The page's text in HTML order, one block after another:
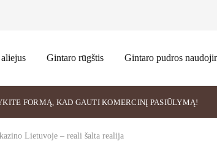
Gintaro rūgštis Gintaro pudros
FORMĄ, KAD GAUTI KOMERCINĮ PASIŪLYMĄ!
Lietuvoje – reali šalta realija